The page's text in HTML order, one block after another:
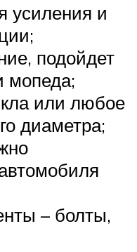
усиления и
подойдет
мопеда;
или любое
диаметра;
– болты,